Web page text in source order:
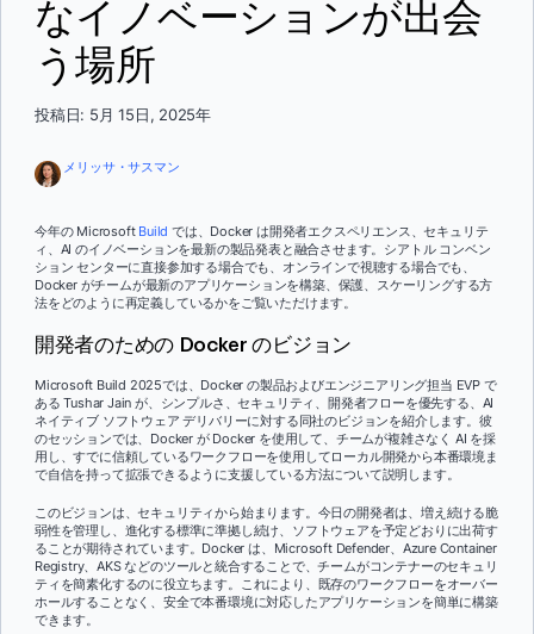
ブログ
なイノベーションが出会
う場所
投稿日: 5月 15日, 2025年
メリッサ・サスマン
今年の Microsoft Build では、Docker は開発者エクスペリエンス、セキュリテ
ィ、AI のイノベーションを最新の製品発表と融合させます。シアトル コンベン
ション センターに直接参加する場合でも、オンラインで視聴する場合でも、
Docker がチームが最新のアプリケーションを構築、保護、スケーリングする方
法をどのように再定義しているかをご覧いただけます。
開発者のための Docker のビジョン
Microsoft Build 2025では、Docker の製品およびエンジニアリング担当 EVP で
ある Tushar Jain が、シンプルさ、セキュリティ、開発者フローを優先する、AI
ネイティブ ソフトウェア デリバリーに対する同社のビジョンを紹介します。彼
のセッションでは、Docker が Docker を使用して、チームが複雑さなく AI を採
用し、すでに信頼しているワークフローを使用してローカル開発から本番環境ま
で自信を持って拡張できるように支援している方法について説明します。
このビジョンは、セキュリティから始まります。今日の開発者は、増え続ける脆
弱性を管理し、進化する標準に準拠し続け、ソフトウェアを予定どおりに出荷す
ることが期待されています。Docker は、Microsoft Defender、Azure Container
Registry、AKS などのツールと統合することで、チームがコンテナーのセキュリ
ティを簡素化するのに役立ちます。これにより、既存のワークフローをオーバー
ホールすることなく、安全で本番環境に対応したアプリケーションを簡単に構築
できます。